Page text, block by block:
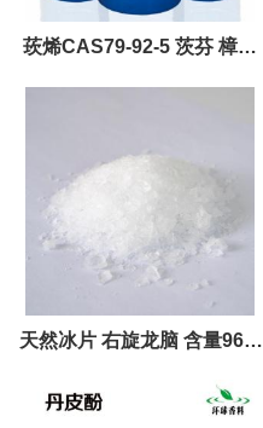
莰烯CAS79-92-5 茨芬 樟烯
天然冰片 右旋龙脑 含量96%